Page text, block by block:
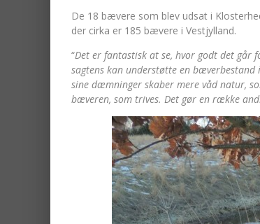
De 18 bævere som blev udsat i
der cirka er 185 bævere i Vestjylland.
“Det er fantastisk at se, hvor godt det går
sagtens kan understøtte en
sine dæmninger skaber mere våd natur,
bæveren, som trives. Det gør en række